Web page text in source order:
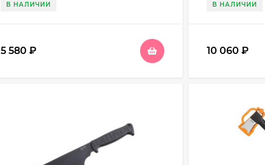
В НАЛИЧИИ
5 580₽
В НАЛИЧИИ
10 060 ₽